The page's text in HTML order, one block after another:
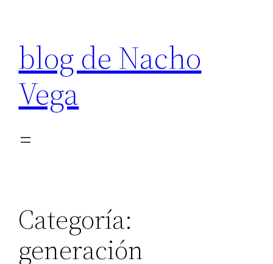
contenido
blog de Nacho
Vega
Categoría:
generación